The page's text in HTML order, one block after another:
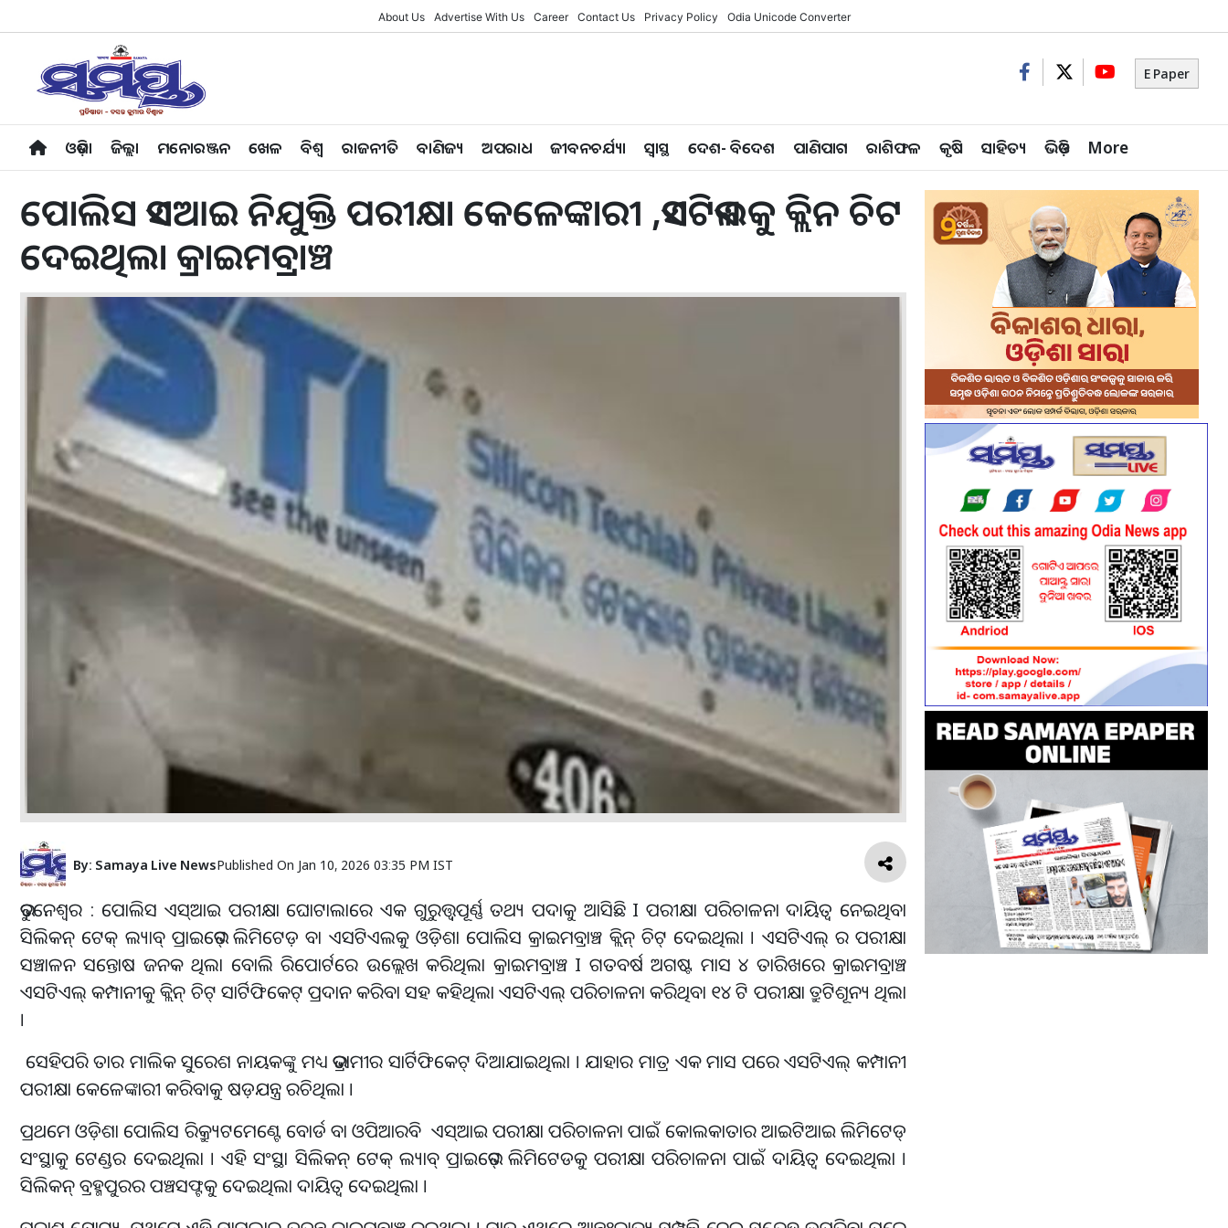
About Us Advertise With Us Career Contact Us Privacy Policy Odia Unicode Converter
E Paper
ଓଡ଼ିଶା ଜିଲ୍ଲା ମନୋରଞ୍ଜନ ଖେଳ ବିଶ୍ବ ରାଜନୀତି ବାଣିଜ୍ୟ ଅପରାଧ ଜୀବନଚର୍ଯ୍ୟା ସ୍ୱାସ୍ଥ ଦେଶ- ବିଦେଶ ପାଣିପାଗ ରାଶିଫଳ କୃଷି ସାହିତ୍ୟ ଭିଡ଼ିଓ More
ପୋଲିସ ଏସଆଇ ନିଯୁକ୍ତି ପରୀକ୍ଷା କେଳେଙ୍କାରୀ ,ଏସଟିଏଲକୁ କ୍ଲିନ ଚିଟ
ଦେଇଥିଲା କ୍ରାଇମବ୍ରାଞ୍ଚ
By: Samaya Live NewsPublished On Jan 10, 2026 03:35 PM IST
ଭୁବନେଶ୍ୱର : ପୋଲିସ ଏସ୍ଆଇ ପରୀକ୍ଷା ଘୋଟାଲାରେ ଏକ ଗୁରୁତ୍ତ୍ୱପୂର୍ଣ୍ଣ ତଥ୍ୟ ପଦାକୁ ଆସିଛି I ପରୀକ୍ଷା ପରିଚାଳନା ଦାୟିତ୍ୱ ନେଇଥିବା
ସିଲିକନ୍ ଟେକ୍ ଲ୍ୟାବ୍ ପ୍ରାଇଭେଟ୍ ଲିମିଟେଡ଼ ବା ଏସଟିଏଲକୁ ଓଡ଼ିଶା ପୋଲିସ କ୍ରାଇମବ୍ରାଞ୍ଚ କ୍ଲିନ୍ ଚିଟ୍ ଦେଇଥିଲା । ଏସଟିଏଲ୍ ର ପରୀକ୍ଷା
ସଞ୍ଚାଳନ ସନ୍ତୋଷ ଜନକ ଥିଲା ବୋଲି ରିପୋର୍ଟରେ ଉଲ୍ଲେଖ କରିଥିଲା କ୍ରାଇମବ୍ରାଞ୍ଚ I ଗତବର୍ଷ ଅଗଷ୍ଟ ମାସ ୪ ତାରିଖରେ କ୍ରାଇମବ୍ରାଞ୍ଚ
ଏସଟିଏଲ୍ କମ୍ପାନୀକୁ କ୍ଲିନ୍ ଚିଟ୍ ସାର୍ଟିଫିକେଟ୍ ପ୍ରଦାନ କରିବା ସହ କହିଥିଲା ଏସଟିଏଲ୍ ପରିଚାଳନା କରିଥିବା ୧୪ ଟି ପରୀକ୍ଷା ତ୍ରୁଟିଶୂନ୍ୟ ଥିଲା
।
ସେହିପରି ତାର ମାଲିକ ସୁରେଶ ନାୟକଙ୍କୁ ମଧ୍ୟ ଭଦ୍ରାମୀର ସାର୍ଟିଫିକେଟ୍ ଦିଆଯାଇଥିଲା । ଯାହାର ମାତ୍ର ଏକ ମାସ ପରେ ଏସଟିଏଲ୍ କମ୍ପାନୀ
ପରୀକ୍ଷା କେଳେଙ୍କାରୀ କରିବାକୁ ଷଡ଼ଯନ୍ତ୍ର ରଚିଥିଲା ।
ପ୍ରଥମେ ଓଡ଼ିଶା ପୋଲିସ ରିକ୍ର୍ୟୁଟମେଣ୍ଟେ ବୋର୍ଡ ବା ଓପିଆରବି ଏସ୍‌ଆଇ ପରୀକ୍ଷା ପରିଚାଳନା ପାଇଁ କୋଲକାତାର ଆଇଟିଆଇ ଲିମିଟେଡ୍
ସଂସ୍ଥାକୁ ଟେଣ୍ଡର ଦେଇଥିଲା । ଏହି ସଂସ୍ଥା ସିଲିକନ୍‌ ଟେକ୍‌ ଲ୍ୟାବ୍ ପ୍ରାଇଭେଟ୍ ଲିମିଟେଡକୁ ପରୀକ୍ଷା ପରିଚାଳନା ପାଇଁ ଦାୟିତ୍ୱ ଦେଇଥିଲା ।
ସିଲିକନ୍‌ ବ୍ରହ୍ମପୁରର ପଞ୍ଚସଫ୍ଟକୁ ଦେଇଥିଲା ଦାୟିତ୍ୱ ଦେଇଥିଲା ।